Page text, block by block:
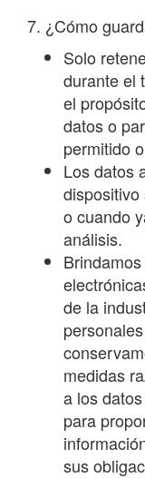
7. ¿Cómo
Solo
durante el
el
datos o
permitido
Los datos
o cuando
análisis.
de la
medidas
a los
para
sus